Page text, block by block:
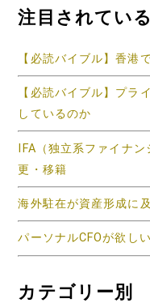
注目されてい
【必読バイブル】香港
【必読バイブル】プラ
しているのか
IFA（独立系ファイナ
更・移籍
海外駐在が資産形成に
パーソナルCFOが欲し
カテゴリー別